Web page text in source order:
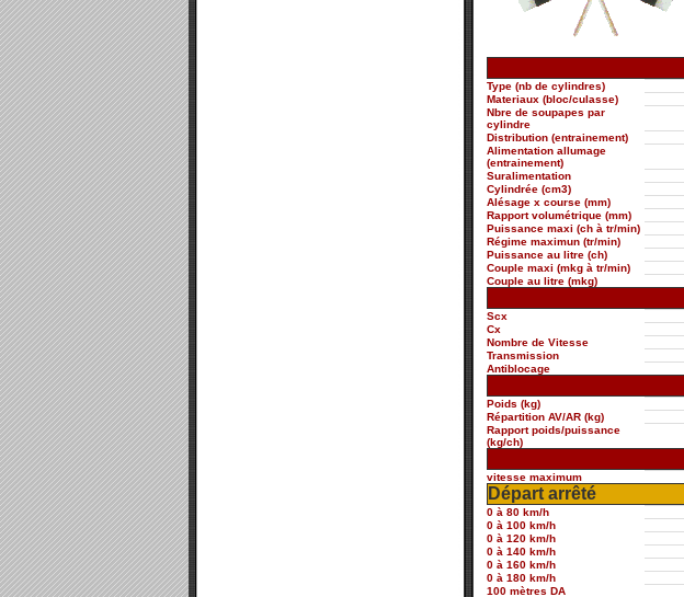
Type (nb de cylindres)
Materiaux (bloc/culasse)
Nbre de soupapes par
cylindre
Distribution (entrainement)
Alimentation allumage
(entrainement)
Suralimentation
Cylindrée (cm3)
Alésage x course (mm)
Rapport volumétrique (mm)
Puissance maxi (ch à tr/min)
Régime maximun (tr/min)
Puissance au litre (ch)
Couple maxi (mkg à tr/min)
Couple au litre (mkg)
Scx
Cx
Nombre de Vitesse
Transmission
Antiblocage
Poids (kg)
Répartition AV/AR (kg)
Rapport poids/puissance
(kg/ch)
vitesse maximum
Départ arrêté
0 à 80 km/h
0 à 100 km/h
0 à 120 km/h
0 à 140 km/h
0 à 160 km/h
0 à 180 km/h
100 mètres DA